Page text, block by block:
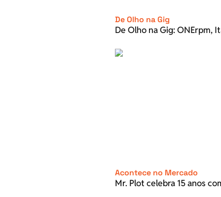
De Olho na Gig
De Olho na Gig: ONErpm,
Acontece no Mercado
Mr. Plot celebra 15 anos